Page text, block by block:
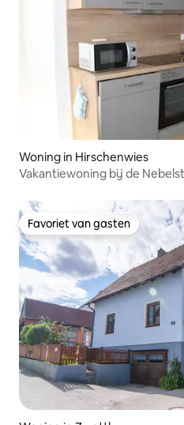
Woning in Hirschenwies
Vakantiewoning bij de
Favoriet van gasten
Favoriet van gasten